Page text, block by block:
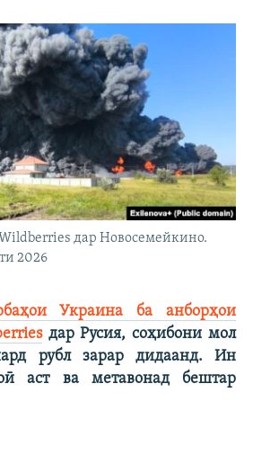
дар Новосемейкино.
2026
Украина ба анборҳои
дар Русия, соҳибони мол
рубл зарар дидаанд. Ин
аст ва метавонад бештар